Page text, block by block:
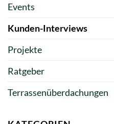
Events
Kunden-Interviews
Projekte
Ratgeber
Terrassenüberdachungen